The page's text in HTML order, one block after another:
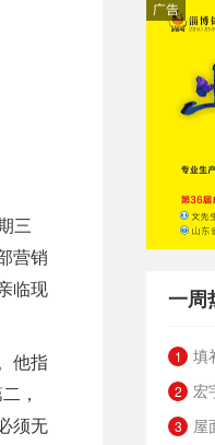
三
营销
临现
他指
，
须无
一周
1
填
标准
2
宏
地，
3
屋